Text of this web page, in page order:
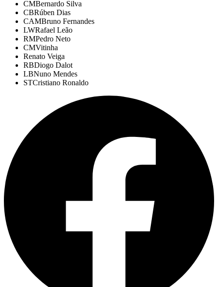
CMBernardo Silva
CBRúben Dias
CAMBruno Fernandes
LWRafael Leão
RMPedro Neto
CMVitinha
Renato Veiga
RBDiogo Dalot
LBNuno Mendes
STCristiano Ronaldo